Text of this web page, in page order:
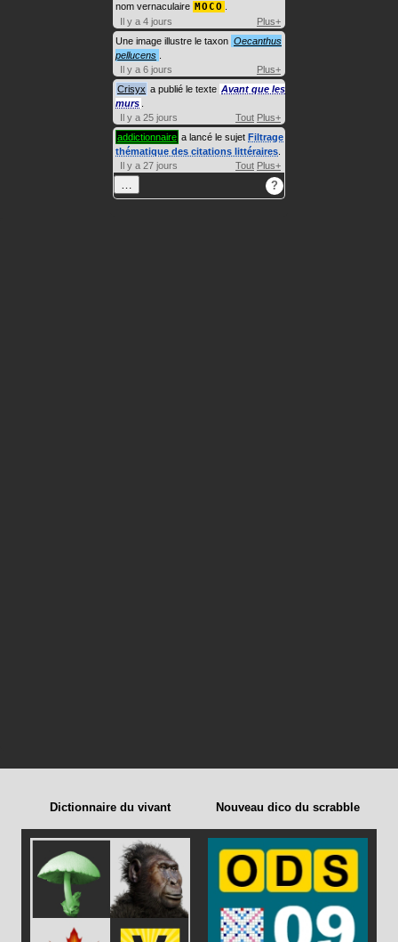
nom vernaculaire MOCO
Il y a 4 jours
Plus+
Une image illustre le taxon Oecanthus
pellucens
Il y a 6 jours
Plus+
Crisyx a publié le texte Avant que les
murs
Il y a 25 jours
Tout Plus+
addictionnaire a lancé le sujet Filtrage
thématique des citations littéraires
Il y a 27 jours
Tout Plus+
… ?
Dictionnaire du vivant Nouveau dico du scrabble